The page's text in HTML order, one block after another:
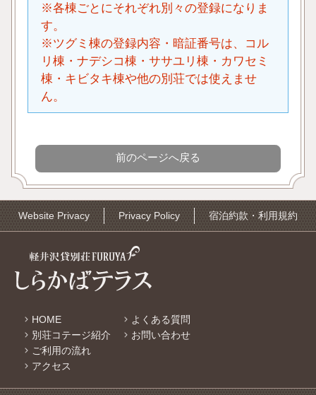
※各棟ごとにそれぞれ別々の登録になりま
す。
※ツグミ棟の登録内容・暗証番号は、コル
リ棟・ナデシコ棟・ササユリ棟・カワセミ
棟・キビタキ棟や他の別荘では使えませ
ん。
Website Privacy Privacy Policy 宿泊約款・利用規約
HOME
別荘コテージ紹介
ご利用の流れ
アクセス
よくある質問
お問い合わせ